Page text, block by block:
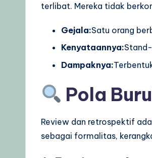
terlibat. Mereka tidak
Gejala:Satu orang
Kenyataannya:
Dampaknya:
Pola
Review dan retrospektif
sebagai formalitas,